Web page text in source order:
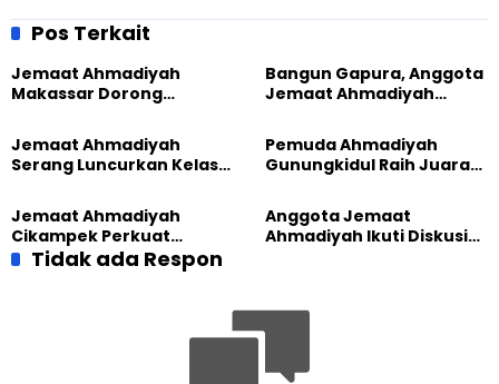
Takjil di Momen Ramadhan
Lewat Aksi Sosial Donor
Pos Terkait
Jemaat Ahmadiyah
Makassar Dorong
Lewat Edukasi Ekoteologi
Bangun Gapura, Anggota
Jemaat Ahmadiyah
Sambut HUT RI ke-81
Jemaat Ahmadiyah
Serang Luncurkan Kelas
Generasi Unggul
Pemuda Ahmadiyah
Gunungkidul Raih Juara
Jemaat Ahmadiyah
Cikampek Perkuat
Komitmen Bangun Masjid
Anggota Jemaat
Ahmadiyah Ikuti Diskusi
Tidak ada Respon